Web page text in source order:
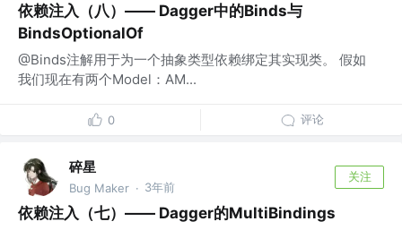
依赖注入（八）—— Dagger中的Binds与
BindsOptionalOf
@Binds注解用于为一个抽象类型依赖绑定其实现类。 假如
我们现在有两个Model：AM...
0 评论
碎星
Bug Maker · 3年前
关注
依赖注入（七）—— Dagger的MultiBindings